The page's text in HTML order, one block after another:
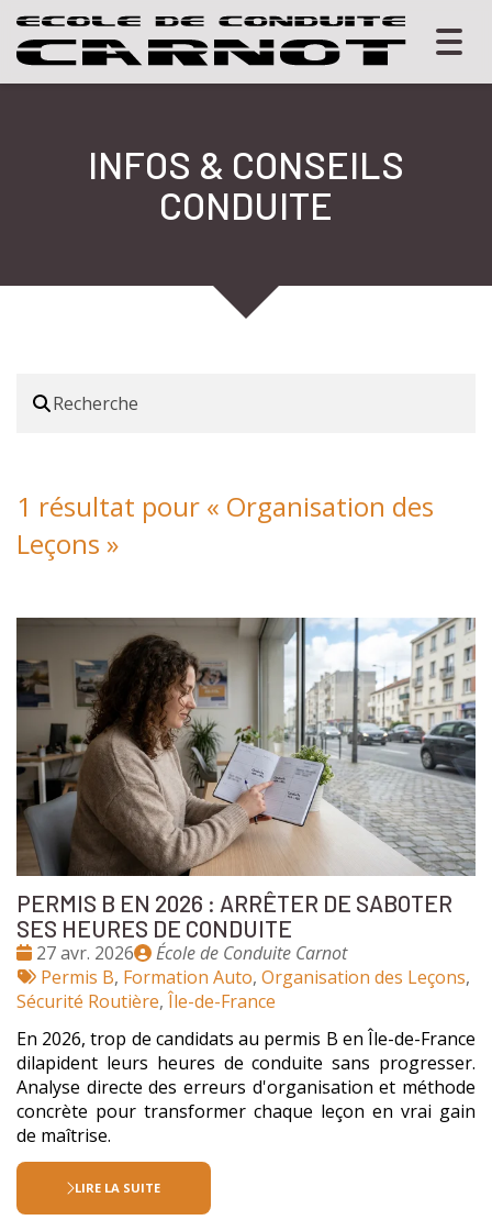
INFOS & CONSEILS
CONDUITE
1 résultat pour « Organisation des
Leçons »
PERMIS B EN 2026 : ARRÊTER DE SABOTER
SES HEURES DE CONDUITE
Date
:
27 avr. 2026
Publié
par
École de Conduite Carnot
Tags
:
Permis B, Formation Auto, Organisation des Leçons,
Sécurité Routière, Île-de-France
En 2026, trop de candidats au permis B en Île-de-France
dilapident leurs heures de conduite sans progresser.
Analyse directe des erreurs d'organisation et méthode
concrète pour transformer chaque leçon en vrai gain
de maîtrise.
LIRE LA SUITE